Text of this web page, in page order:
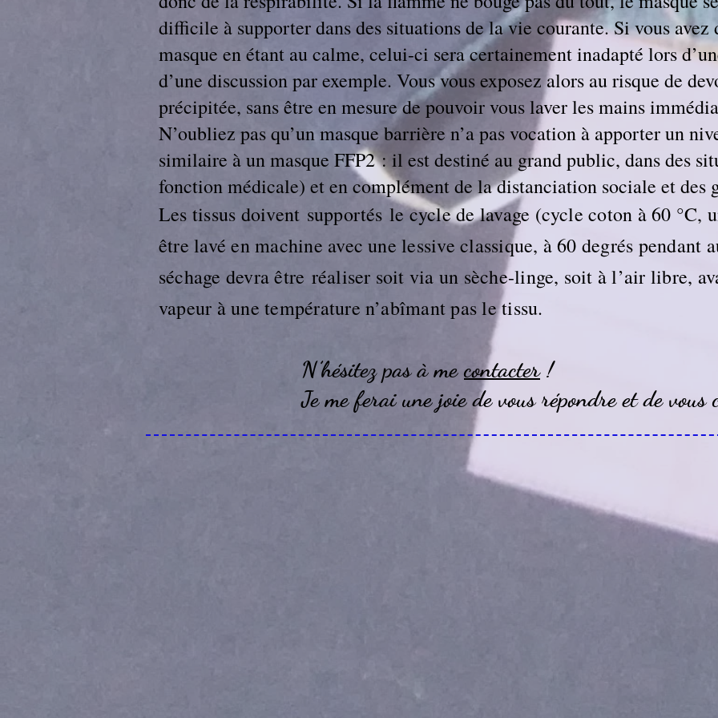
difficile à supporter dans des situations de la vie courante. Si vous
masque en étant au calme, celui-ci sera certainement inadapté lors
d’une discussion par exemple. Vous vous exposez alors au risque de
précipitée, sans être en mesure de pouvoir vous laver les mains
N’oubliez pas qu’un masque barrière n’a pas vocation à apporter un
similaire à un masque FFP2 : il est destiné au grand public, dans des
fonction médicale) et en complément de la distanciation sociale et des
Les tissus doivent supportés le cycle de lavage (cycle coton à 60 °C,
être lavé en machine avec une lessive classique, à 60 degrés pendant
séchage devra être réaliser soit via un sèche-linge, soit à l’air libre,
vapeur à une température n’abîmant pas le tissu.
N’hésitez pas à mecontacter!
Je me ferai une joie de vous répondre et de vous